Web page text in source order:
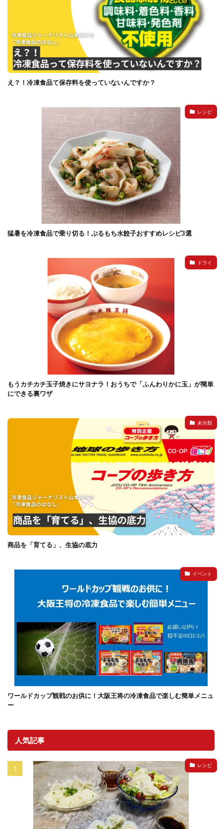
え？！冷凍食品て保存料を使っていないんですか？
レシピ
猛暑を冷凍食品で乗り切る！ぷるもち水餃子おすすめレシピ3選
ドライ
もうカチカチ玉子焼きにサヨナラ！おうちで「ふんわりかに玉」が簡単
にできる裏ワザ
未分類
商品を「育てる」、生協の底力
イベント
ワールドカップ観戦のお供に！大阪王将の冷凍食品で楽しむ簡単メニュ
ー
人気記事
レシピ